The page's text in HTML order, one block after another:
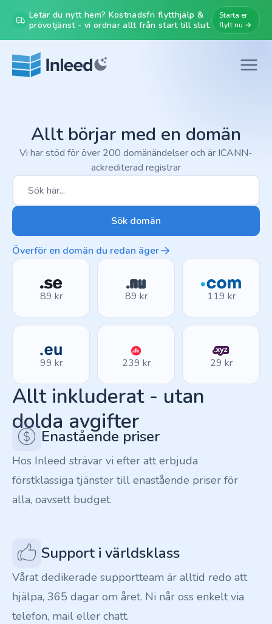
Letar du nytt hem? Kostnadsfri flytthjälp &
prövotjänst - vi ordnar allt från start till slut.
Starta er
flytt nu →
Allt börjar med en domän
Vi har stöd för över 200 domänändelser och är ICANN-
ackrediterad registrar
Sök domän
Överför en domän du redan äger
89 kr 89 kr 119 kr
99 kr 239 kr 29 kr
Allt inkluderat - utan
dolda avgifter
Enastående priser
Hos Inleed strävar vi efter att erbjuda
förstklassiga tjänster till enastående priser för
alla, oavsett budget.
Support i världsklass
Vårat dedikerade supportteam är alltid redo att
hjälpa, 365 dagar om året. Ni når oss enkelt via
telefon, mail eller chatt.